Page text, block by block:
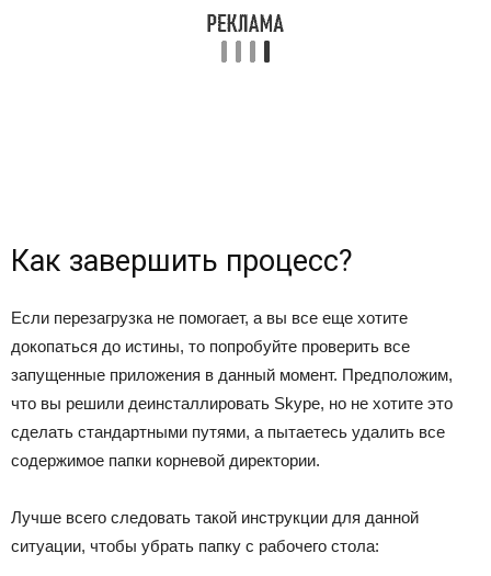
Как завершить процесс?
Если перезагрузка не помогает, а вы все еще хотите
докопаться до истины, то попробуйте проверить все
запущенные приложения в данный момент. Предположим,
что вы решили деинсталлировать Skype, но не хотите это
сделать стандартными путями, а пытаетесь удалить все
содержимое папки корневой директории.
Лучше всего следовать такой инструкции для данной
ситуации, чтобы убрать папку с рабочего стола: